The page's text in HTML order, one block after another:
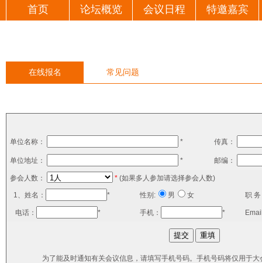
首页 论坛概览 会议日程 特邀嘉宾
在线报名 常见问题
单位名称： * 传真：
单位地址： * 邮编：
参会人数： * (如果多人参加请选择参会人数)
1、姓名： * 性别: 男 女 职
电话： * 手机： *
为了能及时通知有关会议信息，请填写手机号码。手机号码将仅用于大